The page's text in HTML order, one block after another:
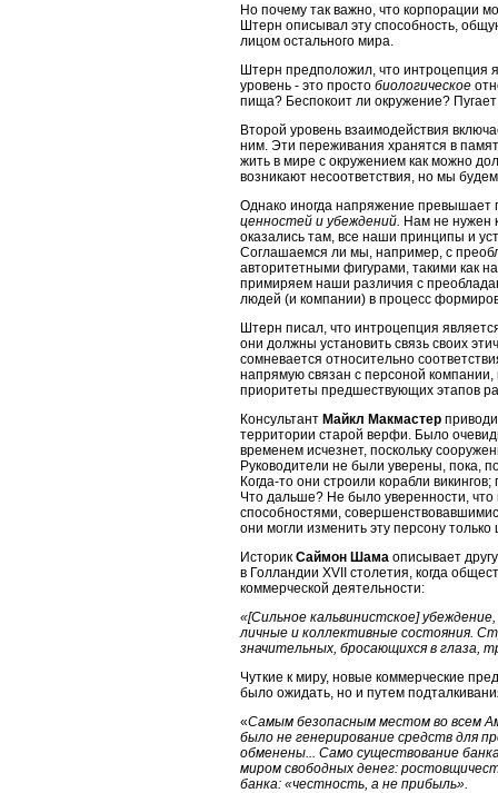
Но почему так важно, что корпорации
Штерн описывал эту способность,
лицом остального мира.
Штерн предположил, что интроцепция
уровень - это просто биологическое
пища? Беспокоит ли окружение?
Второй уровень взаимодействия
ним. Эти переживания хранятся в
жить в мире с окружением как можно
возникают несоответствия, но мы
Однако иногда напряжение превышает
ценностей и убеждений. Нам не нужен
оказались там, все наши принципы и
Соглашаемся ли мы, например, с
авторитетными фигурами, такими как
примиряем наши различия с
людей (и компании) в процесс
Штерн писал, что интроцепция
они должны установить связь своих
сомневается относительно
напрямую связан с персоной
приоритеты предшествующих этапов
Консультант Майкл Макмастер
территории старой верфи. Было
временем исчезнет, поскольку
Руководители не были уверены, пока,
Когда-то они строили корабли
Что дальше? Не было уверенности, что
способностями,
они могли изменить эту персону
Историк Саймон Шама описывает
в Голландии XVII столетия, когда
коммерческой деятельности:
«[Сильное кальвинистское]
личные и коллективные состояния.
значительных, бросающихся в глаза,
Чуткие к миру, новые коммерческие
было ожидать, но и путем
«Самым безопасным местом во всем
было не генерирование средств для
обменены... Само существование
миром свободных денег:
банка: «честность, а не прибыль».